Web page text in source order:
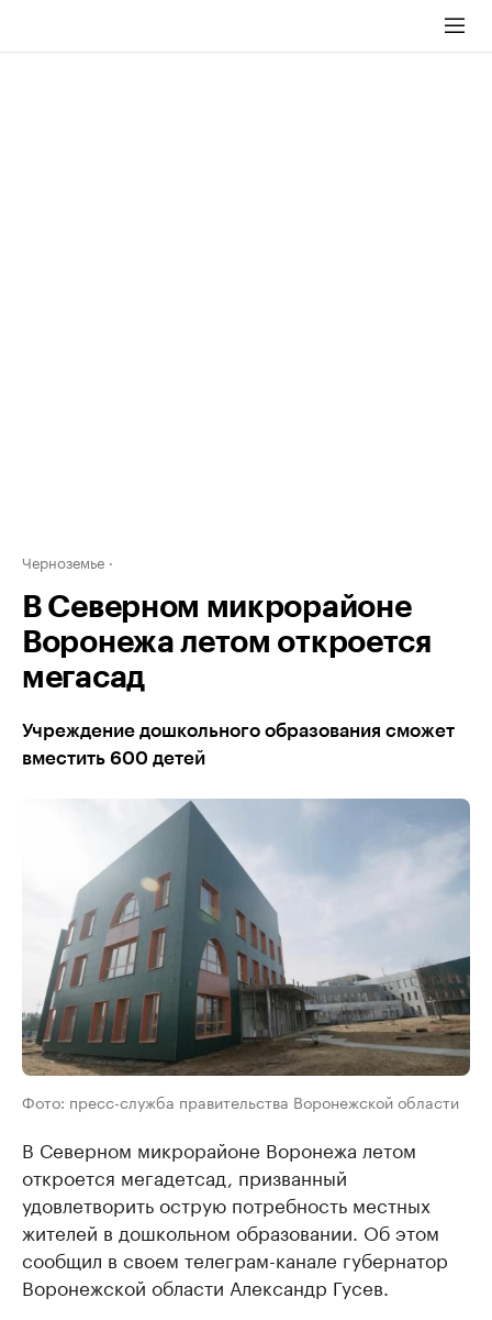
Черноземье
В Северном микрорайоне
Воронежа летом откроется
мегасад
Учреждение дошкольного образования сможет
вместить 600 детей
Фото: пресс-служба правительства Воронежской области
В Северном микрорайоне Воронежа летом
откроется мегадетсад, призванный
удовлетворить острую потребность местных
жителей в дошкольном образовании. Об этом
сообщил в своем телеграм-канале губернатор
Воронежской области Александр Гусев.